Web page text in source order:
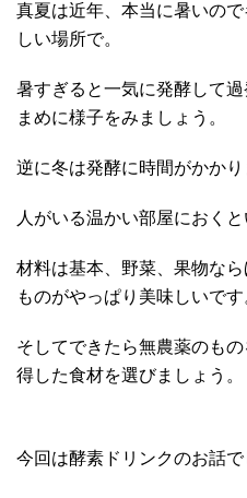
真夏は近年、本当に暑いの
しい場所で。
暑すぎると一気に発酵して
まめに様子をみましょう。
逆に冬は発酵に時間がかかり
人がいる温かい部屋におくと
材料は基本、野菜、果物な
ものがやっぱり美味しいです
そしてできたら無農薬のも
得した食材を選びましょう。
今回は酵素ドリンクのお話で